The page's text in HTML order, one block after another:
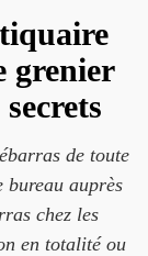
grenier
de toute
auprès
chez les
en totalité ou